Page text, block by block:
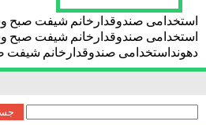
استخدامی صندوقدارخانم شیفت صبح
استخدامی صندوقدارخانم شیفت صبح
دهونداستخدامی صندوقدارخانم
جستجو